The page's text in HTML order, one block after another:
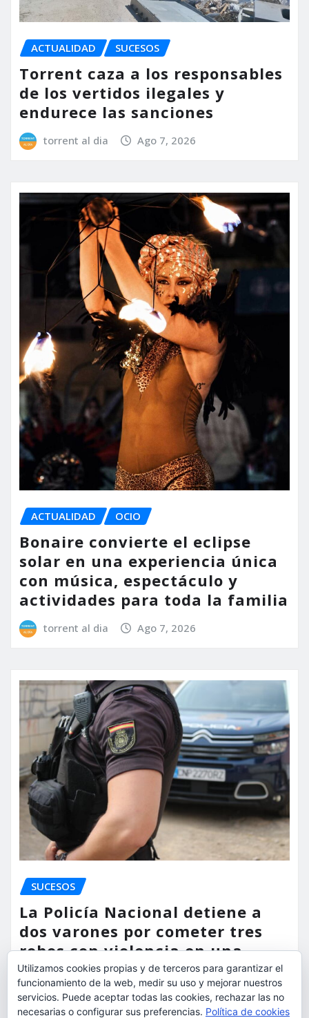
ACTUALIDAD SUCESOS
Torrent caza a los responsables
de los vertidos ilegales y
endurece las sanciones
torrent al dia Ago 7, 2026
ACTUALIDAD OCIO
Bonaire convierte el eclipse
solar en una experiencia única
con música, espectáculo y
actividades para toda la familia
torrent al dia Ago 7, 2026
SUCESOS
La Policía Nacional detiene a
dos varones por cometer tres
robos con violencia en una
misma mañana
torrent al dia Ago 7, 2026
Utilizamos cookies propias y de terceros para garantizar el
funcionamiento de la web, medir su uso y mejorar nuestros
servicios. Puede aceptar todas las cookies, rechazar las no
necesarias o configurar sus preferencias. Política de cookies